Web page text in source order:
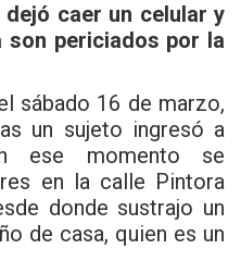
caer un celular y
son periciados por la
sábado 16 de marzo,
un sujeto ingresó a
ese momento se
en la calle Pintora
donde sustrajo un
de casa, quien es un